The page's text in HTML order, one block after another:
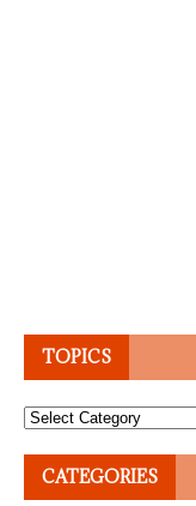
TOPICS
Topics
CATEGORIES